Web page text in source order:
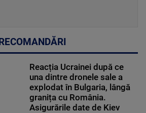
RECOMANDĂRI
Reacția Ucrainei după ce
una dintre dronele sale a
explodat în Bulgaria, lângă
granița cu România.
Asigurările date de Kiev